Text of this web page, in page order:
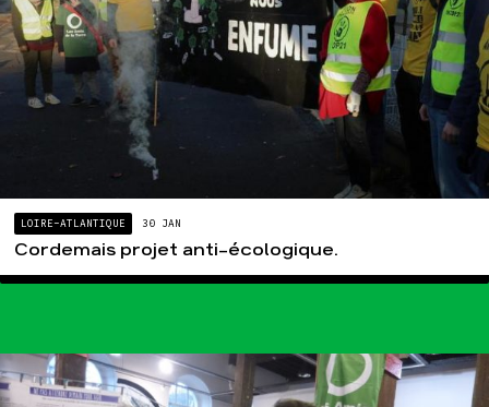
LOIRE-ATLANTIQUE 30 JAN
Cordemais projet anti-écologique.